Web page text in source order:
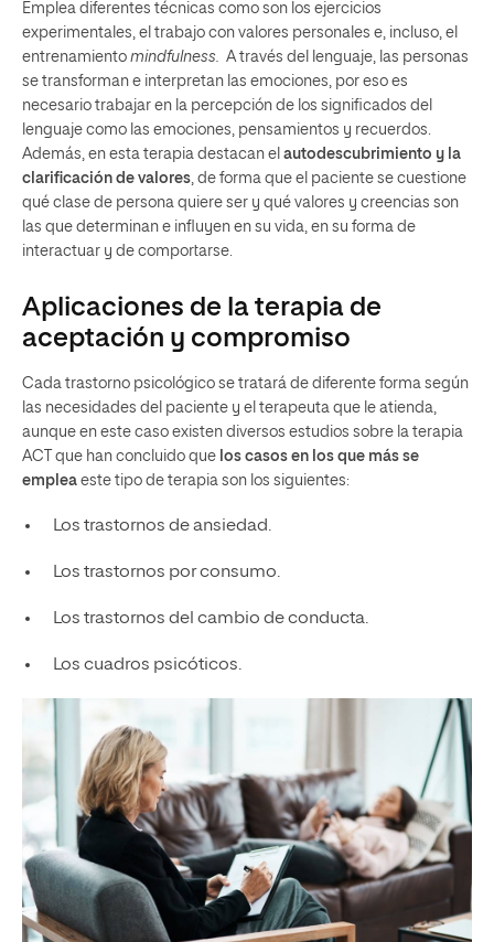
Emplea diferentes técnicas como son los ejercicios
experimentales, el trabajo con valores personales e, incluso, el
entrenamiento mindfulness. A través del lenguaje, las personas
se transforman e interpretan las emociones, por eso es
necesario trabajar en la percepción de los significados del
lenguaje como las emociones, pensamientos y recuerdos.
Además, en esta terapia destacan el autodescubrimiento y la
clarificación de valores, de forma que el paciente se cuestione
qué clase de persona quiere ser y qué valores y creencias son
las que determinan e influyen en su vida, en su forma de
interactuar y de comportarse.
Aplicaciones de la terapia de
aceptación y compromiso
Cada trastorno psicológico se tratará de diferente forma según
las necesidades del paciente y el terapeuta que le atienda,
aunque en este caso existen diversos estudios sobre la terapia
ACT que han concluido que los casos en los que más se
emplea este tipo de terapia son los siguientes:
Los trastornos de ansiedad.
Los trastornos por consumo.
Los trastornos del cambio de conducta.
Los cuadros psicóticos.